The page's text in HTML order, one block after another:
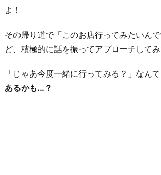
よ！
その帰り道で「このお店行ってみたいん
ど、積極的に話を振ってアプローチしてみ
「じゃあ今度一緒に行ってみる？」なんて
あるかも…？